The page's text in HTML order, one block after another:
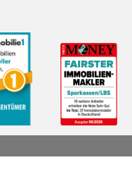
LBS Immobilien GmbH NordWest